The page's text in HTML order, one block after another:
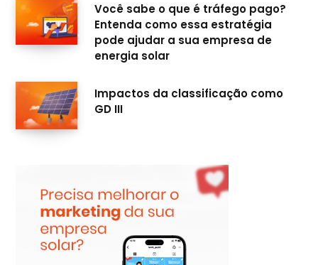
Você sabe o que é tráfego pago?
Entenda como essa estratégia
pode ajudar a sua empresa de
energia solar
Impactos da classificação como
GD III